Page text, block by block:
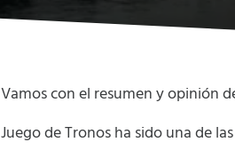
Vamos con el resumen y opinión
Juego de Tronos ha sido una de